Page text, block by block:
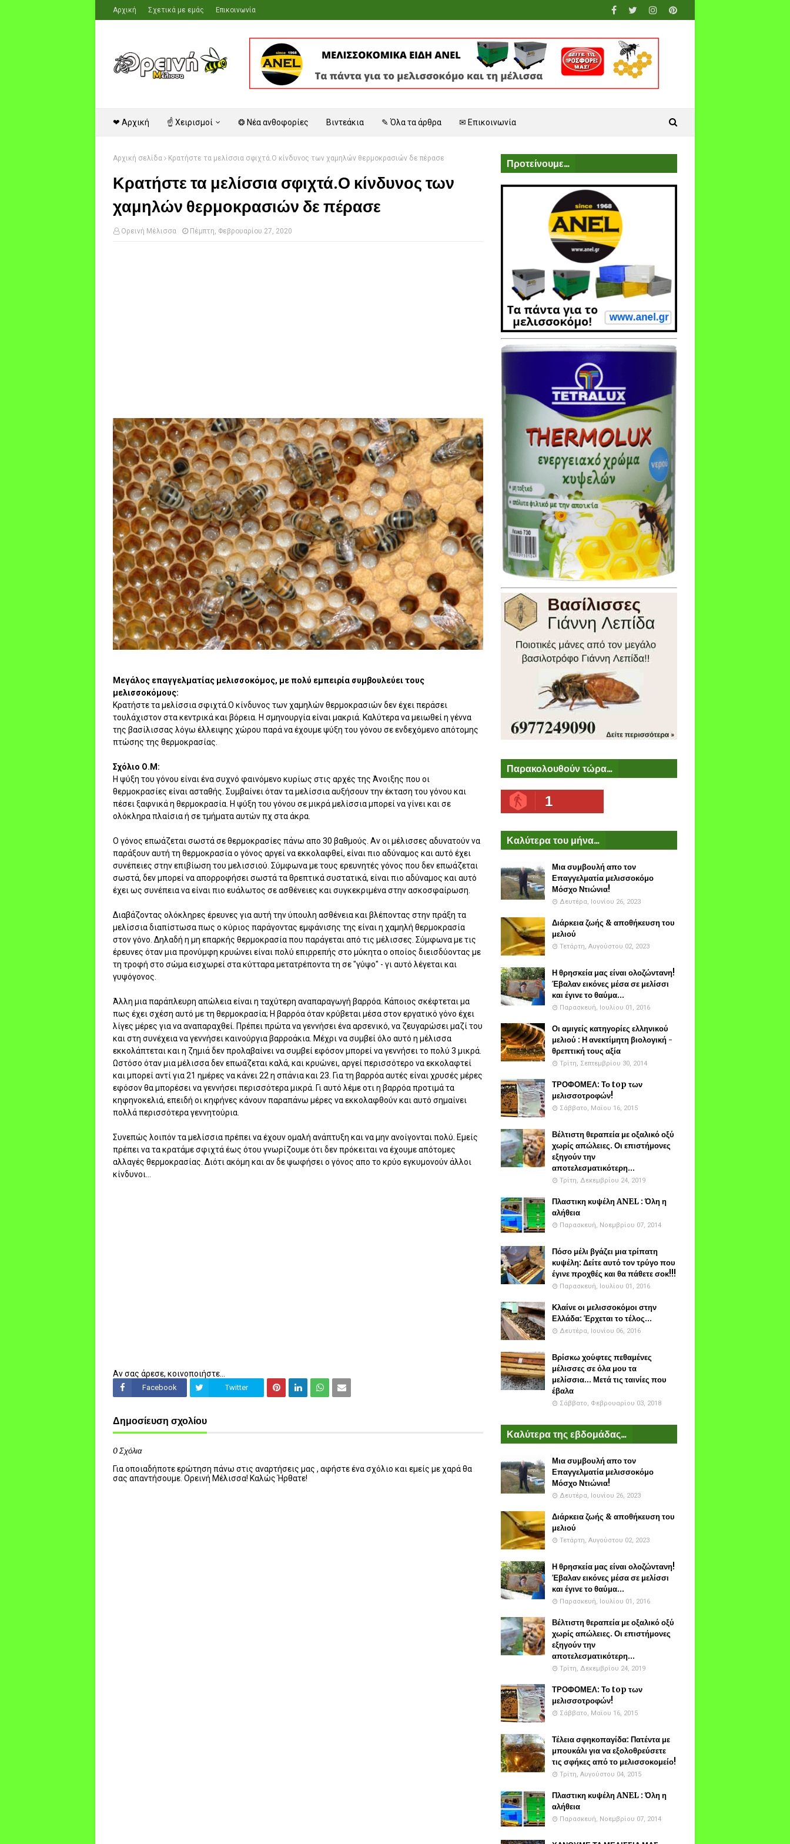
Αρχική Σχετικά με εμάς Επικοινωνία
❤ Αρχική ☝ Χειρισμοί ❂ Νέα ανθοφορίες Βιντεάκια ✎ Όλα τα άρθρα ✉ Επικοινωνία
Αρχική σελίδα Κρατήστε τα μελίσσια σφιχτά.Ο κίνδυνος των χαμηλών θερμοκρασιών δε πέρασε
Κρατήστε τα μελίσσια σφιχτά.Ο κίνδυνος των
χαμηλών θερμοκρασιών δε πέρασε
Ορεινή Μέλισσα Πέμπτη, Φεβρουαρίου 27, 2020
Μεγάλος επαγγελματίας μελισσοκόμος, με πολύ εμπειρία συμβουλεύει τους
μελισσοκόμους:
Κρατήστε τα μελίσσια σφιχτά.Ο κίνδυνος των χαμηλών θερμοκρασιών δεν έχει περάσει
τουλάχιστον στα κεντρικά και βόρεια. Η σμηνουργία είναι μακριά. Καλύτερα να μειωθεί η γέννα
της βασίλισσας λόγω έλλειψης χώρου παρά να έχουμε ψύξη του γόνου σε ενδεχόμενο απότομης
πτώσης της θερμοκρασίας.
Σχόλιο Ο.Μ:
Η ψύξη του γόνου είναι ένα συχνό φαινόμενο κυρίως στις αρχές της Άνοιξης που οι
θερμοκρασίες είναι ασταθής. Συμβαίνει όταν τα μελίσσια αυξήσουν την έκταση του γόνου και
πέσει ξαφνικά η θερμοκρασία. Η ψύξη του γόνου σε μικρά μελίσσια μπορεί να γίνει και σε
ολόκληρα πλαίσια ή σε τμήματα αυτών πχ στα άκρα.
Ο γόνος επωάζεται σωστά σε θερμοκρασίες πάνω απο 30 βαθμούς. Αν οι μέλισσες αδυνατούν να
παράξουν αυτή τη θερμοκρασία ο γόνος αργεί να εκκολαφθεί, είναι πιο αδύναμος και αυτό έχει
συνέπειες στην επιβίωση του μελισσιού. Σύμφωνα με τους ερευνητές γόνος που δεν επωάζεται
σωστά, δεν μπορεί να απορροφήσει σωστά τα θρεπτικά συστατικά, είναι πιο αδύναμος και αυτό
έχει ως συνέπεια να είναι πιο ευάλωτος σε ασθένειες και συγκεκριμένα στην ασκοσφαίρωση.
Διαβάζοντας ολόκληρες έρευνες για αυτή την ύπουλη ασθένεια και βλέποντας στην πράξη τα
μελίσσια διαπίστωσα πως ο κύριος παράγοντας εμφάνισης της είναι η χαμηλή θερμοκρασία
στον γόνο. Δηλαδή η μη επαρκής θερμοκρασία που παράγεται από τις μέλισσες. Σύμφωνα με τις
έρευνες όταν μια προνύμφη κρυώνει είναι πολύ επιρρεπής στο μύκητα ο οποίος διεισδύοντας με
τη τροφή στο σώμα εισχωρεί στα κύτταρα μετατρέποντα τη σε "γύψο" - γι αυτό λέγεται και
γυψόγονος.
Άλλη μια παράπλευρη απώλεια είναι η ταχύτερη αναπαραγωγή βαρρόα. Κάποιος σκέφτεται μα
πως έχει σχέση αυτό με τη θερμοκρασία; Η βαρρόα όταν κρύβεται μέσα στον εργατικό γόνο έχει
λίγες μέρες για να αναπαραχθεί. Πρέπει πρώτα να γεννήσει ένα αρσενικό, να ζευγαρώσει μαζί του
και στη συνέχεια να γεννήσει καινούργια βαρροάκια. Μέχρι να συμβεί όλο αυτό η μέλισσα
εκκολάπτεται και η ζημιά δεν προλαβαίνει να συμβεί εφόσον μπορεί να γεννήσει το πολύ 3 μικρά.
Ωστόσο όταν μια μέλισσα δεν επωάζεται καλά, και κρυώνει, αργεί περισσότερο να εκκολαφτεί
και μπορεί αντί για 21 ημέρες να κάνει 22 η σπάνια και 23. Για τη βαρρόα αυτές είναι χρυσές μέρες
εφόσον θα μπορέσει να γεννήσει περισσότερα μικρά. Γι αυτό λέμε οτι η βαρρόα προτιμά τα
κηφηνοκελιά, επειδή οι κηφήνες κάνουν παραπάνω μέρες να εκκολαφθούν και αυτό σημαίνει
πολλά περισσότερα γεννητούρια.
Συνεπώς λοιπόν τα μελίσσια πρέπει να έχουν ομαλή ανάπτυξη και να μην ανοίγονται πολύ. Εμείς
πρέπει να τα κρατάμε σφιχτά έως ότου γνωρίζουμε ότι δεν πρόκειται να έχουμε απότομες
αλλαγές θερμοκρασίας. Διότι ακόμη και αν δε ψωφήσει ο γόνος απο το κρύο εγκυμονούν άλλοι
κίνδυνοι...
Αν σας άρεσε, κοινοποιήστε...
Facebook Twitter
Δημοσίευση σχολίου
0 Σχόλια
Για οποιαδήποτε ερώτηση πάνω στις αναρτήσεις μας , αφήστε ένα σχόλιο και εμείς με χαρά θα
σας απαντήσουμε. Ορεινή Μέλισσα! Καλώς Ήρθατε!
Προτείνουμε...
Παρακολουθούν τώρα...
1
Καλύτερα του μήνα...
Μια συμβουλή απο τον
Επαγγελματία μελισσοκόμο
Μόσχο Ντιώνια!
Δευτέρα, Ιουνίου 26, 2023
Διάρκεια ζωής & αποθήκευση του
μελιού
Τετάρτη, Αυγούστου 02, 2023
Η θρησκεία μας είναι ολοζώντανη!
Έβαλαν εικόνες μέσα σε μελίσσι
και έγινε το θαύμα...
Παρασκευή, Ιουλίου 01, 2016
Οι αμιγείς κατηγορίες ελληνικού
μελιού : Η ανεκτίμητη βιολογική -
θρεπτική τους αξία
Τρίτη, Σεπτεμβρίου 30, 2014
ΤΡΟΦΟΜΕΛ: Το top των
μελισσοτροφών!
Σάββατο, Μαΐου 16, 2015
Βέλτιστη θεραπεία με οξαλικό οξύ
χωρίς απώλειες. Οι επιστήμονες
εξηγούν την
αποτελεσματικότερη...
Τρίτη, Δεκεμβρίου 24, 2019
Πλαστικη κυψέλη ANEL : Όλη η
αλήθεια
Παρασκευή, Νοεμβρίου 07, 2014
Πόσο μέλι βγάζει μια τρίπατη
κυψέλη: Δείτε αυτό τον τρύγο που
έγινε προχθές και θα πάθετε σοκ!!!
Παρασκευή, Ιουλίου 01, 2016
Κλαίνε οι μελισσοκόμοι στην
Ελλάδα: Έρχεται το τέλος...
Δευτέρα, Ιουνίου 06, 2016
Βρίσκω χούφτες πεθαμένες
μέλισσες σε όλα μου τα
μελίσσια... Μετά τις ταινίες που
έβαλα
Σάββατο, Φεβρουαρίου 03, 2018
Καλύτερα της εβδομάδας...
Μια συμβουλή απο τον
Επαγγελματία μελισσοκόμο
Μόσχο Ντιώνια!
Δευτέρα, Ιουνίου 26, 2023
Διάρκεια ζωής & αποθήκευση του
μελιού
Τετάρτη, Αυγούστου 02, 2023
Η θρησκεία μας είναι ολοζώντανη!
Έβαλαν εικόνες μέσα σε μελίσσι
και έγινε το θαύμα...
Παρασκευή, Ιουλίου 01, 2016
Βέλτιστη θεραπεία με οξαλικό οξύ
χωρίς απώλειες. Οι επιστήμονες
εξηγούν την
αποτελεσματικότερη...
Τρίτη, Δεκεμβρίου 24, 2019
ΤΡΟΦΟΜΕΛ: Το top των
μελισσοτροφών!
Σάββατο, Μαΐου 16, 2015
Τέλεια σφηκοπαγίδα: Πατέντα με
μπουκάλι για να εξολοθρεύσετε
τις σφήκες από το μελισσοκομείο!
Τρίτη, Αυγούστου 04, 2015
Πλαστικη κυψέλη ANEL : Όλη η
αλήθεια
Παρασκευή, Νοεμβρίου 07, 2014